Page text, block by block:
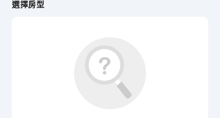
選擇房型